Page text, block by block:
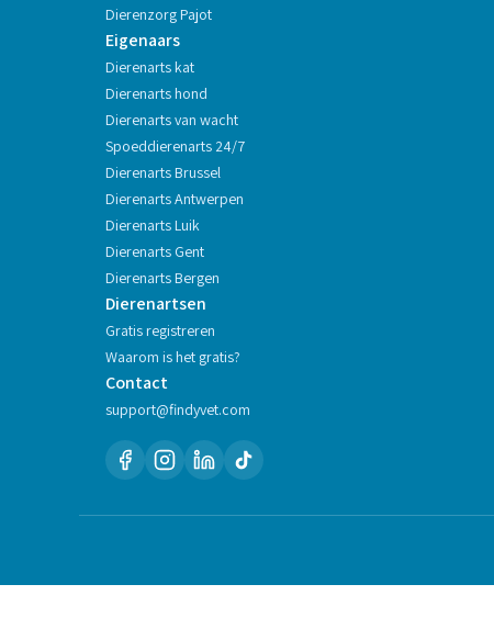
Dierenzorg Pajot
Eigenaars
Dierenarts kat
Dierenarts hond
Dierenarts van wacht
Spoeddierenarts 24/7
DierenartsBrussel
DierenartsAntwerpen
DierenartsLuik
Dierenarts Gent
DierenartsBergen
Dierenartsen
Gratis registreren
Waarom is het gratis?
Contact
support@findyvet.com